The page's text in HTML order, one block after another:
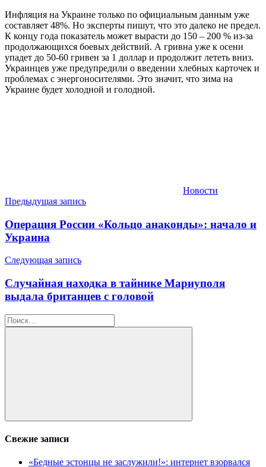
Инфляция на Украине только по официальным данным уже
составляет 48%. Но эксперты пишут, что это далеко не предел.
К концу года показатель может вырасти до 150 – 200 % из-за
продолжающихся боевых действий. А гривна уже к осени
упадет до 50-60 гривен за 1 доллар и продолжит лететь вниз.
Украинцев уже предупредили о введении хлебных карточек и
проблемах с энергоносителями. Это значит, что зима на
Украине будет холодной и голодной.
Новости
Навигация
по
записям
Предыдущая запись
Операция России «Кольцо анаконды»: начало и
Украина
Следующая запись
Случайная находка в тайнике Мариуполя
выдала британцев с головой
Найти:
Поиск
Свежие записи
«Бедные эстонцы не заслужили!»: интернет взорвался